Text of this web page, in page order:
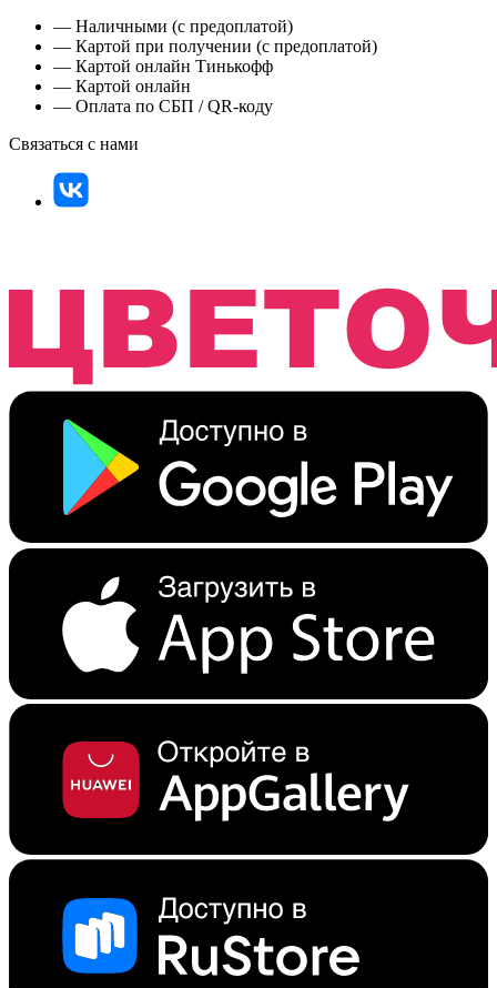
— Наличными (с предоплатой)
— Картой при получении (с предоплатой)
— Картой онлайн Тинькофф
— Картой онлайн
— Оплата по СБП / QR-коду
Связаться с нами